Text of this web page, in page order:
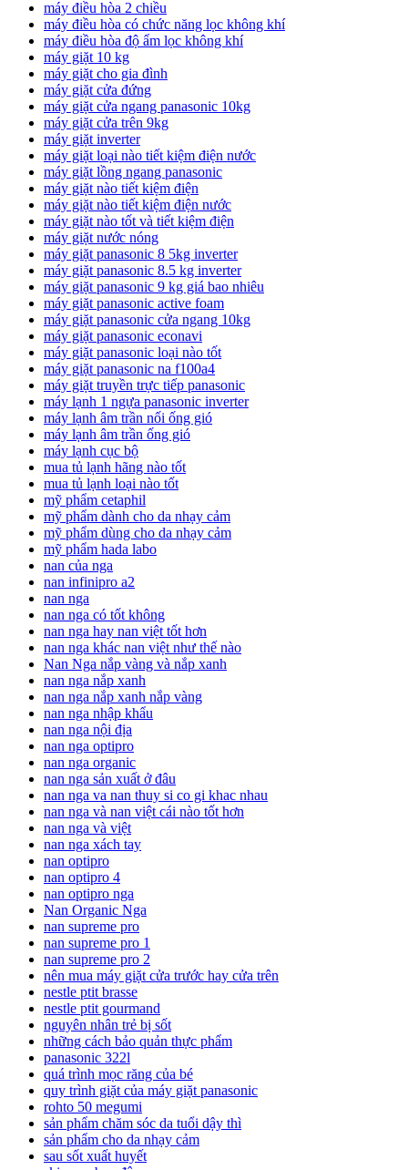
máy điều hòa 2 chiều
máy điều hòa có chức năng lọc không khí
máy điều hòa độ ẩm lọc không khí
máy giặt 10 kg
máy giặt cho gia đình
máy giặt cửa đứng
máy giặt cửa ngang panasonic 10kg
máy giặt cửa trên 9kg
máy giặt inverter
máy giặt loại nào tiết kiệm điện nước
máy giặt lồng ngang panasonic
máy giặt nào tiết kiệm điện
máy giặt nào tiết kiệm điện nước
máy giặt nào tốt và tiết kiệm điện
máy giặt nước nóng
máy giặt panasonic 8 5kg inverter
máy giặt panasonic 8.5 kg inverter
máy giặt panasonic 9 kg giá bao nhiêu
máy giặt panasonic active foam
máy giặt panasonic cửa ngang 10kg
máy giặt panasonic econavi
máy giặt panasonic loại nào tốt
máy giặt panasonic na f100a4
máy giặt truyền trực tiếp panasonic
máy lạnh 1 ngựa panasonic inverter
máy lạnh âm trần nối ống gió
máy lạnh âm trần ống gió
máy lạnh cục bộ
mua tủ lạnh hãng nào tốt
mua tủ lạnh loại nào tốt
mỹ phẩm cetaphil
mỹ phẩm dành cho da nhạy cảm
mỹ phẩm dùng cho da nhạy cảm
mỹ phẩm hada labo
nan của nga
nan infinipro a2
nan nga
nan nga có tốt không
nan nga hay nan việt tốt hơn
nan nga khác nan việt như thế nào
Nan Nga nắp vàng và nắp xanh
nan nga nắp xanh
nan nga nắp xanh nắp vàng
nan nga nhập khẩu
nan nga nội địa
nan nga optipro
nan nga organic
nan nga sản xuất ở đâu
nan nga va nan thuy si co gi khac nhau
nan nga và nan việt cái nào tốt hơn
nan nga và việt
nan nga xách tay
nan optipro
nan optipro 4
nan optipro nga
Nan Organic Nga
nan supreme pro
nan supreme pro 1
nan supreme pro 2
nên mua máy giặt cửa trước hay cửa trên
nestle ptit brasse
nestle ptit gourmand
nguyên nhân trẻ bị sốt
những cách bảo quản thực phẩm
panasonic 322l
quá trình mọc răng của bé
quy trình giặt của máy giặt panasonic
rohto 50 megumi
sản phẩm chăm sóc da tuổi dậy thì
sản phẩm cho da nhạy cảm
sau sốt xuất huyết